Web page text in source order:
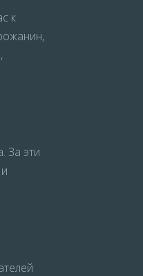
к
За эти